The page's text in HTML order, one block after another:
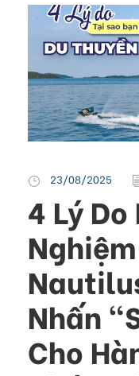
23/08/2025
4 Lý
Nhấn
Cho